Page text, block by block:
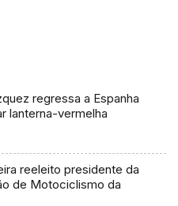
regressa a Espanha
lanterna-vermelha
reeleito presidente da
de Motociclismo da